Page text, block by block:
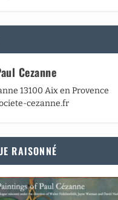
Cezanne
13100 Aix en Provence
cezanne.fr
RAISONNÉ